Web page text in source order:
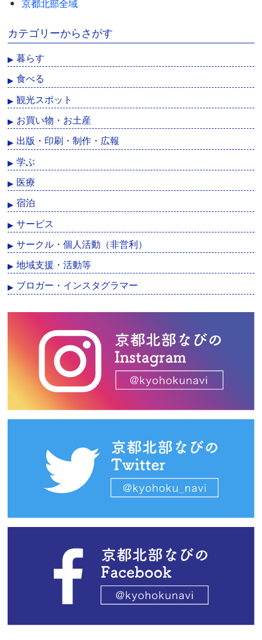
京都北部全域
カテゴリーからさがす
暮らす
食べる
観光スポット
お買い物・お土産
出版・印刷・制作・広報
学ぶ
医療
宿泊
サービス
サークル・個人活動（非営利）
地域支援・活動等
ブロガー・インスタグラマー